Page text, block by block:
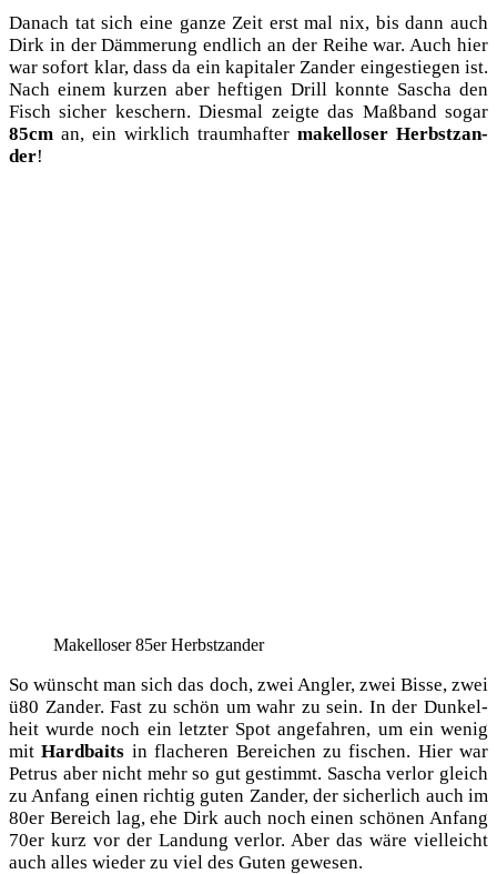
Danach tat sich eine gan­ze Zeit erst mal nix, bis dann auch
Dirk in der Däm­me­rung end­lich an der Rei­he war. Auch hier
war sofort klar, dass da ein kapi­ta­ler Zan­der ein­ge­stie­gen ist.
Nach einem kur­zen aber hef­ti­gen Drill konn­te Sascha den
Fisch sicher keschern. Dies­mal zeig­te das Maß­band sogar
85cm an, ein wirk­lich traum­haf­ter makel­lo­ser Herbst­zan­
der!
Makel­lo­ser 85er Herbstzander
So wünscht man sich das doch, zwei Ang­ler, zwei Bis­se, zwei
ü80 Zan­der. Fast zu schön um wahr zu sein. In der Dun­kel­
heit wur­de noch ein letz­ter Spot ange­fah­ren, um ein wenig
mitHard­baits in fla­che­ren Berei­chen zu fischen. Hier war
Petrus aber nicht mehr so gut gestimmt. Sascha ver­lor gleich
zu Anfang einen rich­tig guten Zan­der, der sicher­lich auch im
80er Bereich lag, ehe Dirk auch noch einen schö­nen Anfang
70er kurz vor der Lan­dung ver­lor. Aber das wäre viel­leicht
auch alles wie­der zu viel des Guten gewesen.